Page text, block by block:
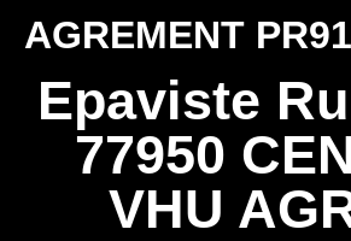
AGREMENT
Epaviste
77950
VHU